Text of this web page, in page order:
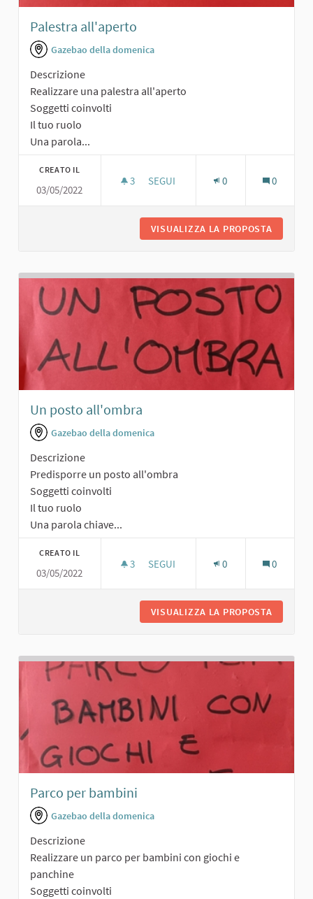
Palestra all'aperto
Gazebao della domenica
Descrizione
Realizzare una palestra all'aperto
Soggetti coinvolti
Il tuo ruolo
Una parola...
CREATO IL
03/05/2022
3 3 SOSTENITORI
SEGUI 0 0
VISUALIZZA LA PROPOSTA
Un posto all'ombra
Gazebao della domenica
Descrizione
Predisporre un posto all'ombra
Soggetti coinvolti
Il tuo ruolo
Una parola chiave...
CREATO IL
03/05/2022
3 3 SOSTENITORI
SEGUI 0 0
VISUALIZZA LA PROPOSTA
Parco per bambini
Gazebao della domenica
Descrizione
Realizzare un parco per bambini con giochi e
panchine
Soggetti coinvolti